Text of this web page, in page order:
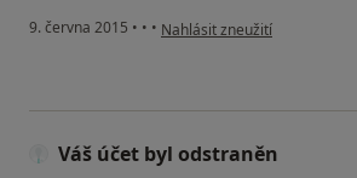
9. června 2015 • • • podle názoru uživatele Váš
Nahlásit zneužití
Váš účet byl odstraněn